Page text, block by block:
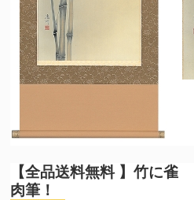
【全品送料無料 】竹に雀
肉筆！